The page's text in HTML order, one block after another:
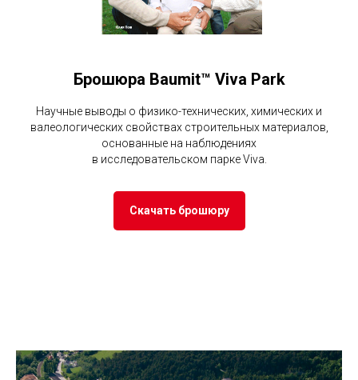
Брошюра Baumit™ Viva Park
Научные выводы о физико-технических, химических и
валеологических свойствах строительных материалов,
основанные на наблюдениях
в исследовательском парке Viva.
Скачать брошюру